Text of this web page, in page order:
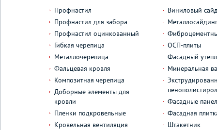
Профнастил
Профнастил для забора
Профнастил оцинкованный
Гибкая черепица
Металлочерепица
Фальцевая кровля
Композитная черепица
Доборные элементы для
кровли
Пленки подкровельные
Кровельная вентиляция
Виниловый
Металлосайдинг
ОСП-плиты
Фасадный
Минеральная
пенополистирол
Фасадные
Фасадная
Штакетник